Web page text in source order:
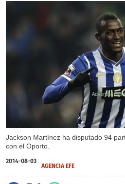
Jackson Martínez ha disputado 94
con el Oporto.
2014-08-03
AGENCIA EFE